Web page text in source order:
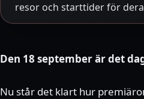
resor och starttider för
Den 18 september är det
Nu står det klart hur